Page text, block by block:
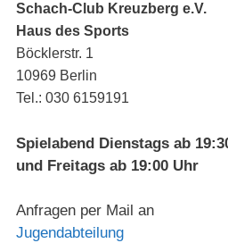
Schach-Club Kreuzberg e.V.
Haus des Sports
Böcklerstr. 1
10969 Berlin
Tel.: 030 6159191
Spielabend Dienstags ab
und Freitags ab 19:00 Uhr
Anfragen per Mail an
Jugendabteilung